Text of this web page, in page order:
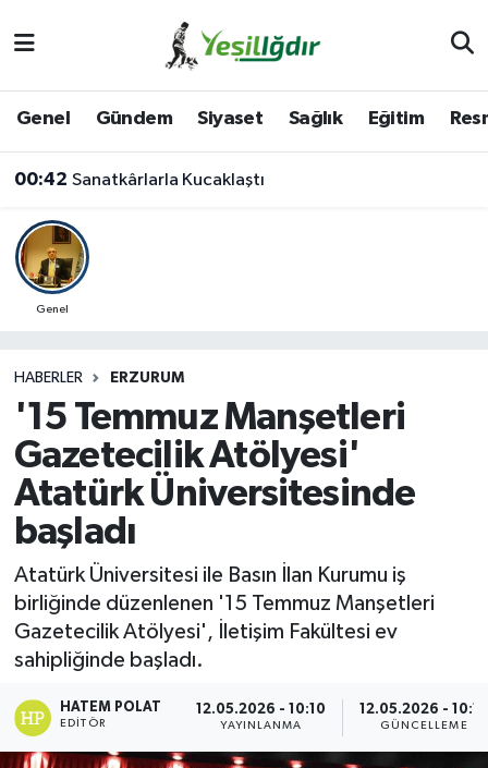
Genel Gündem Siyaset Sağlık Eğitim
00:42 Sanatkârlarla Kucaklaştı
Genel
HABERLER ERZURUM
'15 Temmuz Manşetleri
Gazetecilik Atölyesi'
Atatürk Üniversitesinde
başladı
Atatürk Üniversitesi ile Basın İlan Kurumu iş
birliğinde düzenlenen '15 Temmuz Manşetleri
Gazetecilik Atölyesi', İletişim Fakültesi ev
sahipliğinde başladı.
HATEM POLAT
EDITÖR
12.05.2026 - 10:10
YAYINLANMA
12.05.2026 - 10:17
GÜNCELLEME
Iğdır Trafik Yoğunluk Haritası
Süper Lig Puan Durumu ve Fikstür
Son Dakika Haberleri
Haber Arşivi